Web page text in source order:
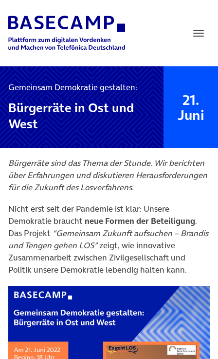
Main Navigation
Gemeinsam Demokratie gestalten:
Bürgerräte in Ost und
West
21.
Juni
Bürgerräte sind das Thema der Stunde. Wir berichten
über Erfahrungen und diskutieren Herausforderungen
für die Zukunft des Losverfahrens.
Nicht erst seit der Pandemie ist klar: Unsere
Demokratie braucht neue Formen der Beteiligung.
Das Projekt “Gemeinsam Zukunft aufsuchen – Brandis
und Tengen gehen LOS”zeigt, wie innovative
Zusammenarbeit zwischen Zivilgesellschaft und
Politik unsere Demokratie lebendig halten kann.